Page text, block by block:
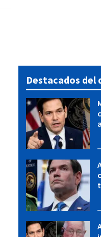
Destacados del